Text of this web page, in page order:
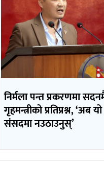
निर्मला पन्त प्रकरणमा
गृहमन्त्रीको प्रतिप्रश्न, ‘अब
संसदमा नउठाउनुस्’